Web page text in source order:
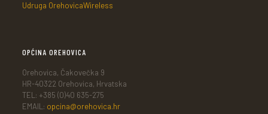
Udruga OrehovicaWireless
OPĆINA OREHOVICA
Orehovica, Čakovečka 9
HR-40322 Orehovica, Hrvatska
TEL: +385 (0)40 635-275
EMAIL: opcina@orehovica.hr